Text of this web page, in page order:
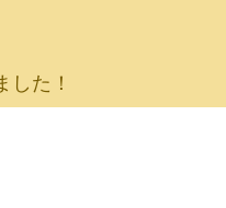
した！